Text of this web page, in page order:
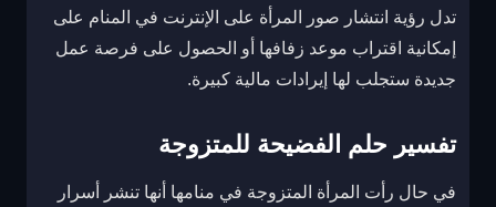
تدل رؤية انتشار صور المرأة على الإنترنت في المنام على
إمكانية اقتراب موعد زفافها أو الحصول على فرصة عمل
جديدة ستجلب لها إيرادات مالية كبيرة.
تفسير حلم الفضيحة للمتزوجة
في حال رأت المرأة المتزوجة في منامها أنها تنشر أسرار